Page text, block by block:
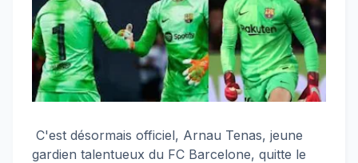
C'est désormais officiel, Arnau Tenas, jeune
gardien talentueux du FC Barcelone, quitte le